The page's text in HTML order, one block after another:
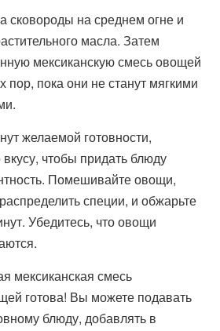
сковороды на среднем огне и
масла. Затем
мексиканскую смесь овощей
пор, пока они не станут мягкими
желаемой готовности,
чтобы придать блюду
Помешивайте овощи,
специи, и обжарьте
Убедитесь, что овощи
мексиканская смесь
готова! Вы можете подавать
блюду, добавлять в